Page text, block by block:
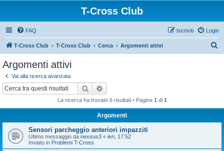
T-Cross Club
FAQ Login
Iscriviti
T-Cross Club T-Cross Club Cerca Argomenti attivi
Argomenti attivi
Vai alla ricerca avanzata
Cerca
La ricerca ha trovato 6 risultati • Pagina 1 di 1
Argomenti
Sensori parcheggio anteriori impazziti
Ultimo messaggio da nexsus3 « ieri, 17:52
Inviato in Problemi T-Cross